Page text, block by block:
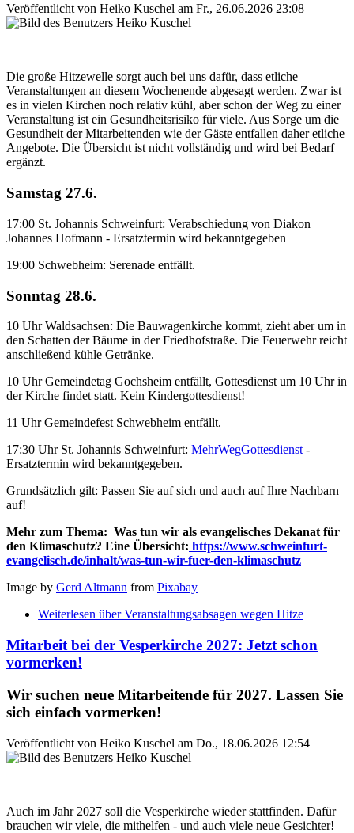
Veröffentlicht von Heiko Kuschel am Fr., 26.06.2026 23:08
Die große Hitzewelle sorgt auch bei uns dafür, dass etliche
Veranstaltungen an diesem Wochenende abgesagt werden. Zwar ist
es in vielen Kirchen noch relativ kühl, aber schon der Weg zu einer
Veranstaltung ist ein Gesundheitsrisiko für viele. Aus Sorge um die
Gesundheit der Mitarbeitenden wie der Gäste entfallen daher etliche
Angebote. Die Übersicht ist nicht vollständig und wird bei Bedarf
ergänzt.
Samstag 27.6.
17:00 St. Johannis Schweinfurt: Verabschiedung von Diakon
Johannes Hofmann - Ersatztermin wird bekanntgegeben
19:00 Schwebheim: Serenade entfällt.
Sonntag 28.6.
10 Uhr Waldsachsen: Die Bauwagenkirche kommt, zieht aber um in
den Schatten der Bäume in der Friedhofstraße. Die Feuerwehr reicht
anschließend kühle Getränke.
10 Uhr Gemeindetag Gochsheim entfällt, Gottesdienst um 10 Uhr in
der Kirche findet statt. Kein Kindergottesdienst!
11 Uhr Gemeindefest Schwebheim entfällt.
17:30 Uhr St. Johannis Schweinfurt: MehrWegGottesdienst -
Ersatztermin wird bekanntgegeben.
Grundsätzlich gilt: Passen Sie auf sich und auch auf Ihre Nachbarn
auf!
Mehr zum Thema: Was tun wir als evangelisches Dekanat für
den Klimaschutz? Eine Übersicht: https://www.schweinfurt-
evangelisch.de/inhalt/was-tun-wir-fuer-den-klimaschutz
Image by Gerd Altmann from Pixabay
Weiterlesen über Veranstaltungsabsagen wegen Hitze
Mitarbeit bei der Vesperkirche 2027: Jetzt schon
vormerken!
Wir suchen neue Mitarbeitende für 2027. Lassen Sie
sich einfach vormerken!
Veröffentlicht von Heiko Kuschel am Do., 18.06.2026 12:54
Auch im Jahr 2027 soll die Vesperkirche wieder stattfinden. Dafür
brauchen wir viele, die mithelfen - und auch viele neue Gesichter!